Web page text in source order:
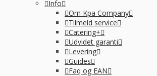
Info
Om Kpa Company
Tilmeld service
Catering+
Udvidet garanti
Levering
Guides
Faq og EAN